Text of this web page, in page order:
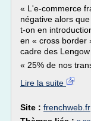
« L'e-commerce
négative alors
t-on en
en « cross border
cadre des Lengow
« 25% de nos
Lire la suite
Site : frenchweb.fr